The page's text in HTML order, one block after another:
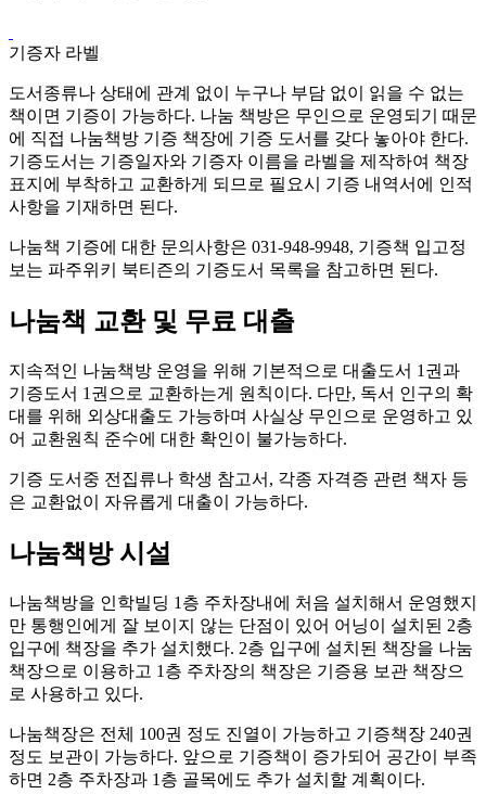
기증자 라벨
도서종류나 상태에 관계 없이 누구나 부담 없이 읽을 수 없는
책이면 기증이 가능하다. 나눔 책방은 무인으로 운영되기 때문
에 직접 나눔책방 기증 책장에 기증 도서를 갖다 놓아야 한다.
기증도서는 기증일자와 기증자 이름을 라벨을 제작하여 책장
표지에 부착하고 교환하게 되므로 필요시 기증 내역서에 인적
사항을 기재하면 된다.
나눔책 기증에 대한 문의사항은 031-948-9948, 기증책 입고정
보는 파주위키 북티즌의 기증도서 목록을 참고하면 된다.
나눔책 교환 및 무료 대출
지속적인 나눔책방 운영을 위해 기본적으로 대출도서 1권과
기증도서 1권으로 교환하는게 원칙이다. 다만, 독서 인구의 확
대를 위해 외상대출도 가능하며 사실상 무인으로 운영하고 있
어 교환원칙 준수에 대한 확인이 불가능하다.
기증 도서중 전집류나 학생 참고서, 각종 자격증 관련 책자 등
은 교환없이 자유롭게 대출이 가능하다.
나눔책방 시설
나눔책방을 인학빌딩 1층 주차장내에 처음 설치해서 운영했지
만 통행인에게 잘 보이지 않는 단점이 있어 어닝이 설치된 2층
입구에 책장을 추가 설치했다. 2층 입구에 설치된 책장을 나눔
책장으로 이용하고 1층 주차장의 책장은 기증용 보관 책장으
로 사용하고 있다.
나눔책장은 전체 100권 정도 진열이 가능하고 기증책장 240권
정도 보관이 가능하다. 앞으로 기증책이 증가되어 공간이 부족
하면 2층 주차장과 1층 골목에도 추가 설치할 계획이다.